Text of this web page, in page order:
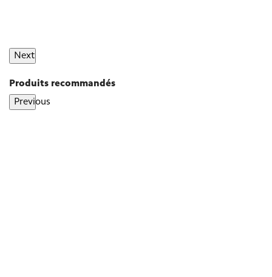
Next
Produits recommandés
Previous